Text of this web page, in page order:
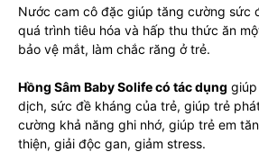
Nước cam cô đặc giúp tăng cường sức
quá trình tiêu hóa và hấp thu thức ăn
bảo vệ mắt, làm chắc răng ở trẻ.
Hồng Sâm Baby Solife có tác dụng
dịch, sức đề kháng của trẻ, giúp trẻ
cường khả năng ghi nhớ, giúp trẻ em
thiện, giải độc gan, giảm stress.